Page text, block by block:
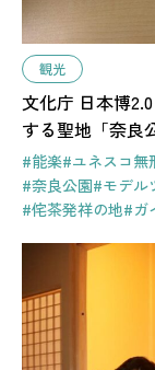
観光
文化庁 日本博
する聖地「奈良
#能楽#ユネスコ無
#奈良公園#モデル
#侘茶発祥の地#ガ